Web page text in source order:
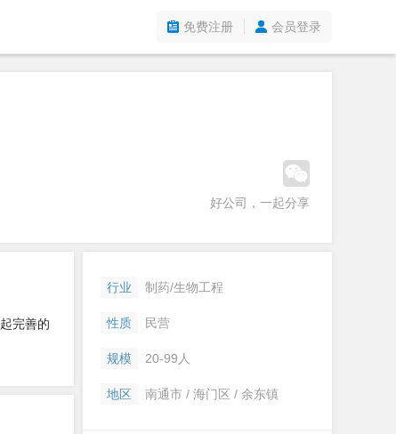
免费注册 会员登录
好公司，一起分享
完善的
行业 制药/生物工程
性质 民营
规模 20-99人
地区 南通市 / 海门区 / 余东镇